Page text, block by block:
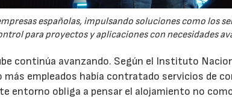
españolas, impulsando soluciones como los
para proyectos y aplicaciones con necesidades
continúa avanzando. Según el Instituto
empleados había contratado servicios de
entorno obliga a pensar el alojamiento no